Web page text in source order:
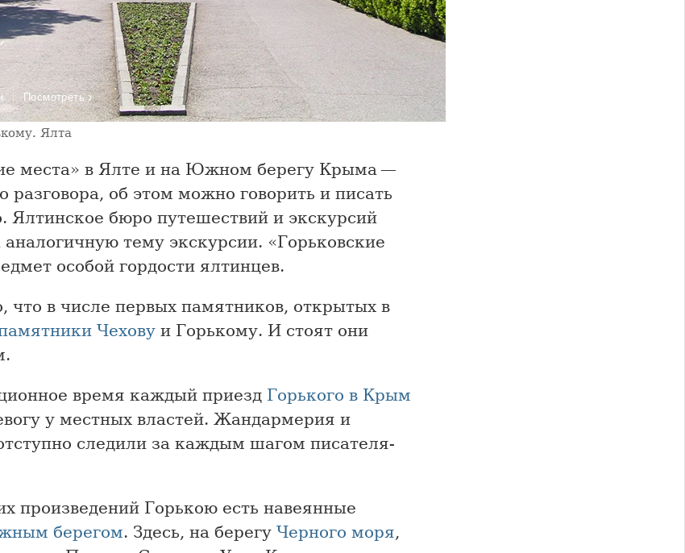
Посмотреть ›
Ялта
места» в Ялте и на Южном берегу Крыма —
разговора, об этом можно говорить и писать
Ялтинское бюро путешествий и экскурсий
аналогичную тему экскурсии. «Горьковские
особой гордости ялтинцев.
что в числе первых памятников, открытых в
Чехову и Горькому. И стоят они
время каждый приезд Горького в Крым
у местных властей. Жандармерия и
следили за каждым шагом писателя-
произведений Горькою есть навеянные
берегом. Здесь, на берегу Черного моря,